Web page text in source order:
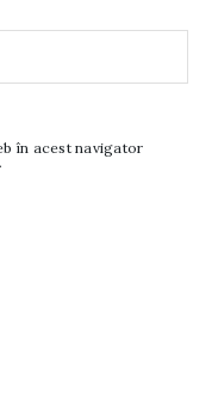
în acest navigator